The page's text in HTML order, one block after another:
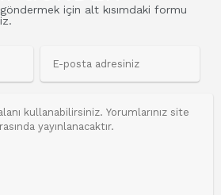
göndermek için alt kısımdaki formu